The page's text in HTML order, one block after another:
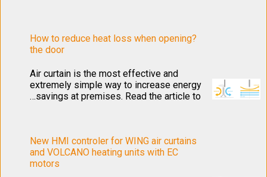
?How to reduce heat loss when opening
the door
Air curtain is the most effective and
extremely simple way to increase energy
savings at premises. Read the article to…
New HMI controler for WING air curtains
and VOLCANO heating units with EC
motors